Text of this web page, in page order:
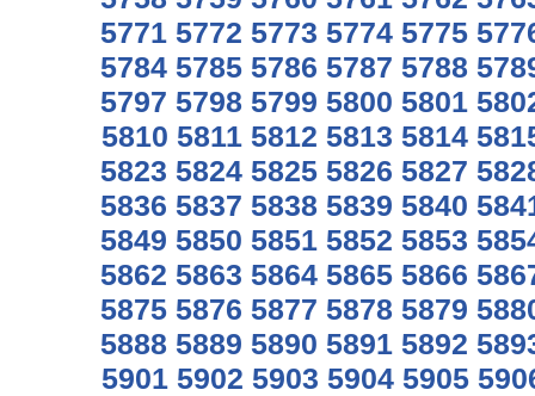
5771 5772 5773 5774 5775
5784 5785 5786 5787 5788
5797 5798 5799 5800 5801
5810 5811 5812 5813 5814
5823 5824 5825 5826 5827
5836 5837 5838 5839 5840
5849 5850 5851 5852 5853
5862 5863 5864 5865 5866
5875 5876 5877 5878 5879
5888 5889 5890 5891 5892
5901 5902 5903 5904 5905